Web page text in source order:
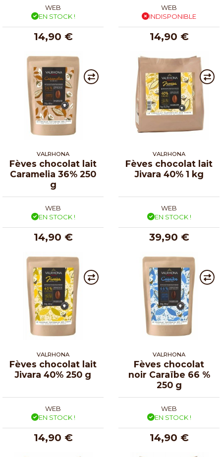
WEB
EN STOCK !
14,90 €
WEB
INDISPONIBLE
14,90 €
VALRHONA
Fèves chocolat lait
Caramelia 36% 250
g
WEB
EN STOCK !
14,90 €
VALRHONA
Fèves chocolat lait
Jivara 40% 1 kg
WEB
EN STOCK !
39,90 €
VALRHONA
Fèves chocolat lait
Jivara 40% 250 g
WEB
EN STOCK !
14,90 €
VALRHONA
Fèves chocolat
noir Caraïbe 66 %
250 g
WEB
EN STOCK !
14,90 €